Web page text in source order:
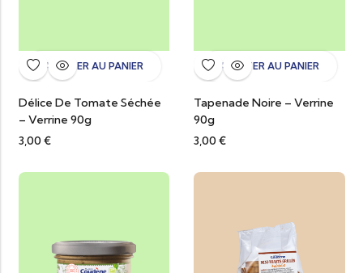
AJOUTER AU PANIER
Délice De Tomate Séchée
– Verrine 90g
3,00 €
AJOUTER AU PANIER
Tapenade Noire – Verrine
90g
3,00 €